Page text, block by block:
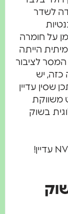
לשדר
על חומרה
הייתה
לציבור
כזה, יש
שסין עדיין
משווקת
בשוק